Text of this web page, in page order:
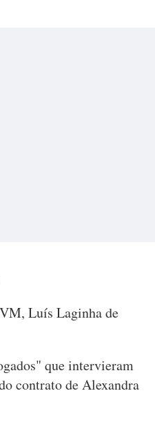
Luís Laginha de
que intervieram
contrato de Alexandra